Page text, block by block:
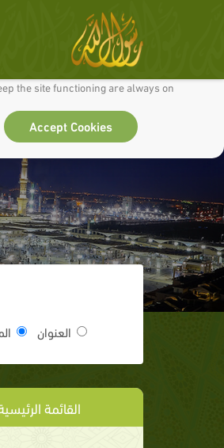
you and so we can continually improve it.
the site functioning are always on
Accept Cookies
العنوان
القائمة